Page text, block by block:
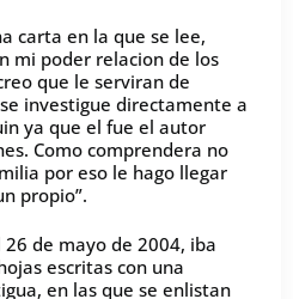
carta en la que se lee,
mi poder relacion de los
que le serviran de
investigue directamente a
ya que el fue el autor
Como comprendera no
por eso le hago llegar
propio”.
de mayo de 2004, iba
escritas con una
en las que se enlistan